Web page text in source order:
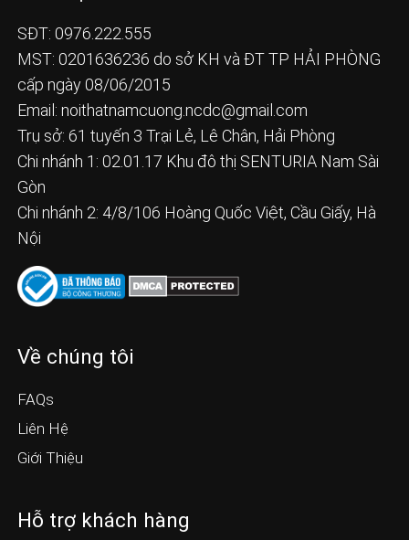
SĐT: 0976.222.555
MST: 0201636236 do sở KH và ĐT TP HẢI PHÒNG
cấp ngày 08/06/2015
Email: noithatnamcuong.ncdc@gmail.com
Trụ sở: 61 tuyến 3 Trại Lẻ, Lê Chân, Hải Phòng
Chi nhánh 1: 02.01.17 Khu đô thị SENTURIA Nam Sài
Gòn
Chi nhánh 2: 4/8/106 Hoàng Quốc Việt, Cầu Giấy, Hà
Nội
Về chúng tôi
FAQs
Liên Hệ
Giới Thiệu
Hỗ trợ khách hàng